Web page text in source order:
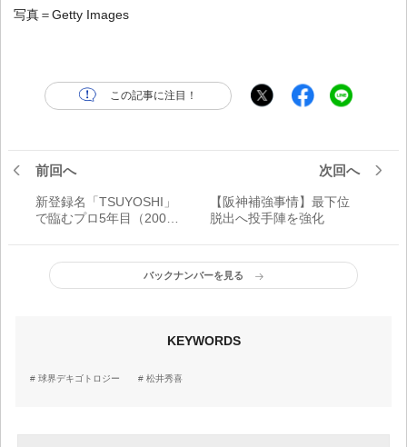
写真＝Getty Images
この記事に注目！
前回へ
新登録名「TSUYOSHI」
で臨むプロ5年目（2007
次回へ
【阪神補強事情】最下位
脱出へ投手陣を強化
バックナンバーを見る
KEYWORDS
球界デキゴトロジー 松井秀喜